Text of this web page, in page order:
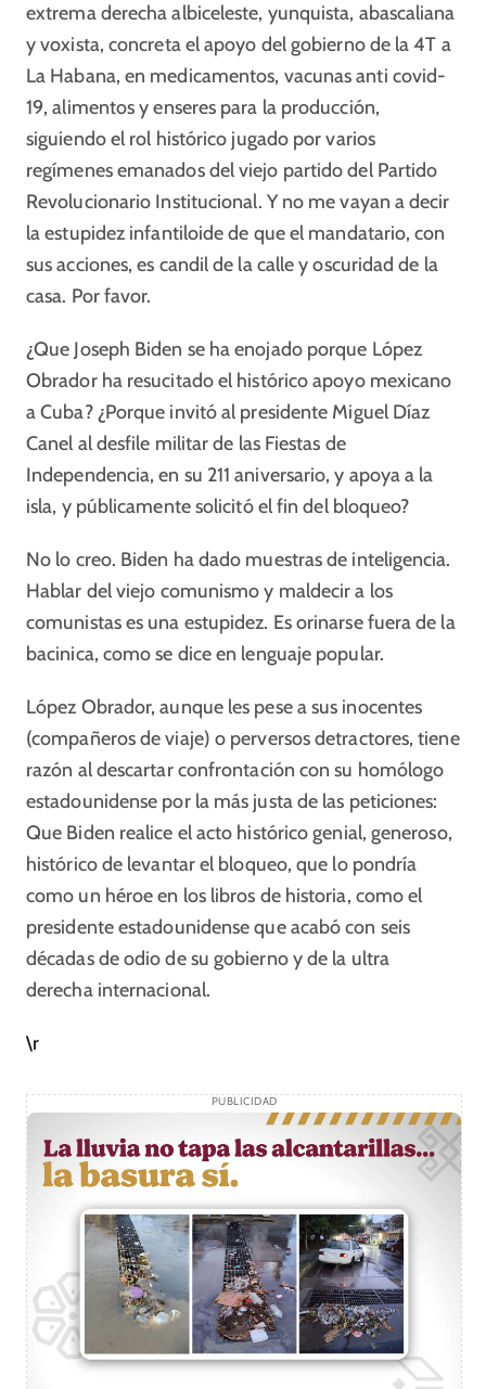
extrema derecha albiceleste, yunquista, abascaliana
y voxista, concreta el apoyo del gobierno de la 4T a
La Habana, en medicamentos, vacunas anti covid-
19, alimentos y enseres para la producción,
siguiendo el rol histórico jugado por varios
regímenes emanados del viejo partido del Partido
Revolucionario Institucional. Y no me vayan a decir
la estupidez infantiloide de que el mandatario, con
sus acciones, es candil de la calle y oscuridad de la
casa. Por favor.
¿Que Joseph Biden se ha enojado porque López
Obrador ha resucitado el histórico apoyo mexicano
a Cuba? ¿Porque invitó al presidente Miguel Díaz
Canel al desfile militar de las Fiestas de
Independencia, en su 211 aniversario, y apoya a la
isla, y públicamente solicitó el fin del bloqueo?
No lo creo. Biden ha dado muestras de inteligencia.
Hablar del viejo comunismo y maldecir a los
comunistas es una estupidez. Es orinarse fuera de la
bacinica, como se dice en lenguaje popular.
López Obrador, aunque les pese a sus inocentes
(compañeros de viaje) o perversos detractores, tiene
razón al descartar confrontación con su homólogo
estadounidense por la más justa de las peticiones:
Que Biden realice el acto histórico genial, generoso,
histórico de levantar el bloqueo, que lo pondría
como un héroe en los libros de historia, como el
presidente estadounidense que acabó con seis
décadas de odio de su gobierno y de la ultra
derecha internacional.
\r
PUBLICIDAD